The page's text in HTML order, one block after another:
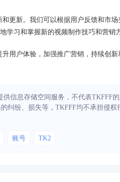
更新。我们可以根据用户反馈和市
学习和掌握新的视频制作技巧和营销
用户体验，加强推广营销，持续创
信息存储空间服务，不代表TKFFF
纠纷、损失等，TKFFF均不承担侵
账号 TK2